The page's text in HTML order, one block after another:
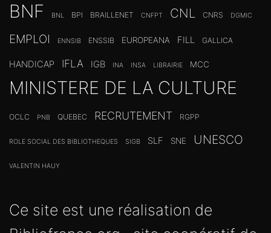
BNF BNL BPI BRAILLENET CNFPT CNL CNRS DGMIC
EMPLOI ENNSIB ENSSIB EUROPEANA FILL GALLICA
HANDICAP IFLA IGB INA INSA LIBRAIRIE MCC
MINISTERE DE LA CULTURE
OCLC PNB QUEBEC RECRUTEMENT RGPP
ROLE SOCIAL DES BIBLIOTHEQUES SIGB SLF SNE UNESCO
VALENTIN HAUY
Ce site est une réalisation de